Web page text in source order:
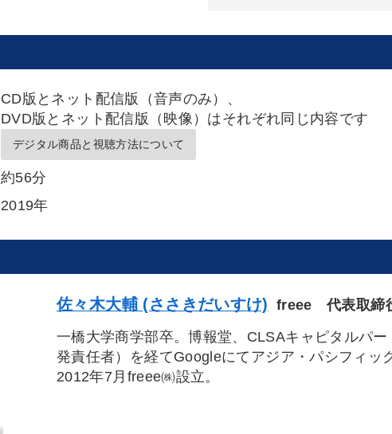
CD版とネット配信版（音声のみ）、
DVD版とネット配信版（映像）はそれぞれ同じ内容です
デジタル商品と視聴方法について
約56分
2019年
佐々木大輔 (ささきだいすけ) freee 代表取締
一橋大学商学部卒。博報堂、CLSAキャピタルパ
発責任者）を経てGoogleにてアジア・パシフィッ
2012年7月freee㈱設立。